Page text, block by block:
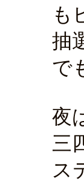
も
抽
で
夜
三
ス